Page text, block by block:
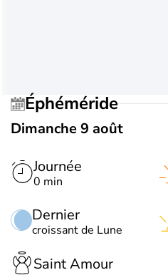
Éphéméride
Dimanche 9 août
Journée
0 min
Dernier
croissant de Lune
Saint Amour